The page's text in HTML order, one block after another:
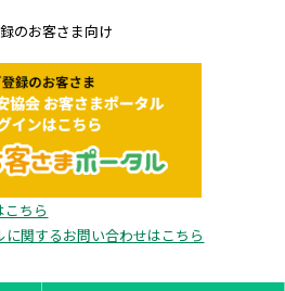
のお客さま向け
こちら
に関するお問い合わせはこちら